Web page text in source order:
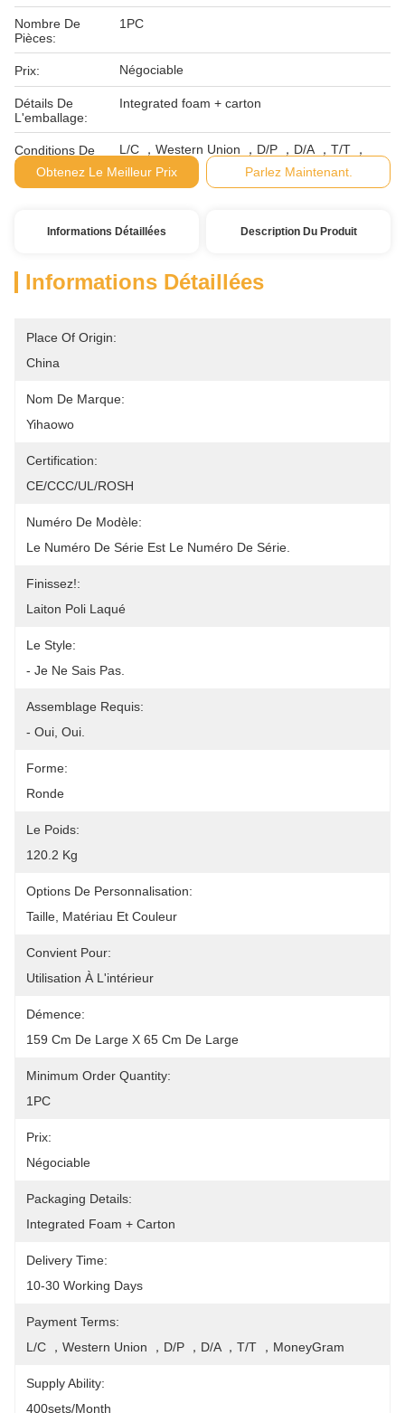
Nombre De
Pièces:
1PC
Prix: Négociable
Détails De
L'emballage:
Integrated foam + carton
Conditions De
Paiement:
L/C ，Western Union ，D/P ，D/A ，T/T ，
Obtenez Le Meilleur Prix Parlez Maintenant.
Informations Détaillées Description Du Produit
Informations Détaillées
Place Of Origin:
China
Nom De Marque:
Yihaowo
Certification:
CE/CCC/UL/ROSH
Numéro De Modèle:
Le Numéro De Série Est Le Numéro De Série.
Finissez!:
Laiton Poli Laqué
Le Style:
- Je Ne Sais Pas.
Assemblage Requis:
- Oui, Oui.
Forme:
Ronde
Le Poids:
120.2 Kg
Options De Personnalisation:
Taille, Matériau Et Couleur
Convient Pour:
Utilisation À L'intérieur
Démence:
159 Cm De Large X 65 Cm De Large
Minimum Order Quantity:
1PC
Prix:
Négociable
Packaging Details:
Integrated Foam + Carton
Delivery Time:
10-30 Working Days
Payment Terms:
L/C ，Western Union ，D/P ，D/A ，T/T ，MoneyGram
Supply Ability:
400sets/month